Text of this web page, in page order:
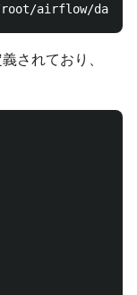
root/airflow/dags/
されており、